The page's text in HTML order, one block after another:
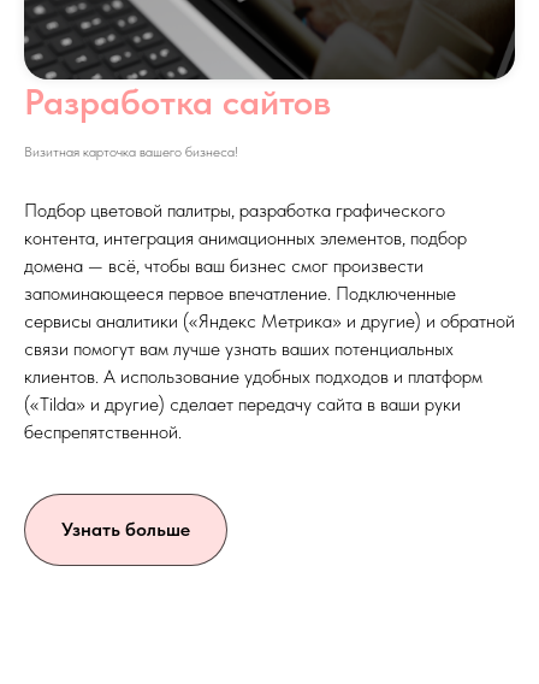
Разработка сайтов
Визитная карточка вашего бизнеса!
Подбор цветовой палитры, разработка графического
контента, интеграция анимационных элементов, подбор
домена — всё, чтобы ваш бизнес смог произвести
запоминающееся первое впечатление. Подключенные
сервисы аналитики («Яндекс Метрика» и другие) и обратной
связи помогут вам лучше узнать ваших потенциальных
клиентов. А использование удобных подходов и платформ
(«Tilda» и другие) сделает передачу сайта в ваши руки
беспрепятственной.
Узнать больше